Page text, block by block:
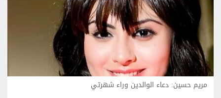
مريم حسين: دعاء الوالدين وراء شهرتي